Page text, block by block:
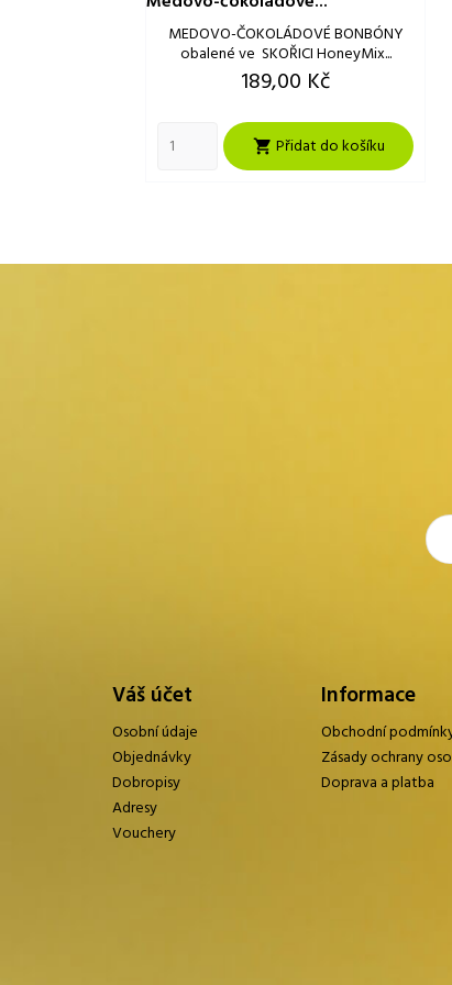
MEDOVO-ČOKOLÁDOVÉ BONBÓNY
obalené ve SKOŘICI HoneyMix...
Cena
189,00 Kč
 Přidat do košíku
Váš účet
Osobní údaje
Objednávky
Dobropisy
Adresy
Vouchery
Informace
Obchodní
Zásady ochrany
Doprava a platba